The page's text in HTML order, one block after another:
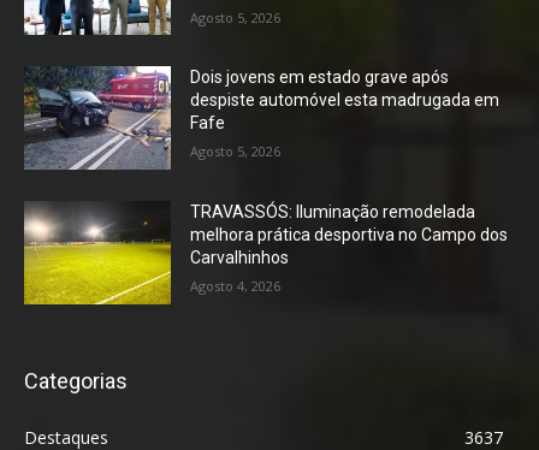
Agosto 5, 2026
Dois jovens em estado grave após
despiste automóvel esta madrugada em
Fafe
Agosto 5, 2026
TRAVASSÓS: Iluminação remodelada
melhora prática desportiva no Campo dos
Carvalhinhos
Agosto 4, 2026
Categorias
Destaques
3637